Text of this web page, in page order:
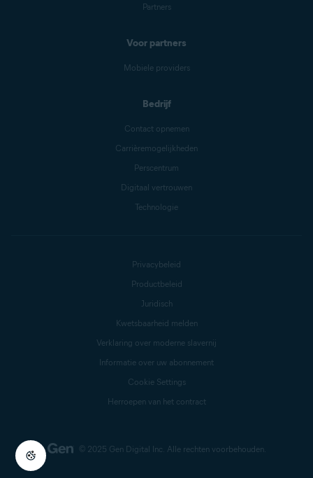
Partners
Voor partners
Mobiele providers
Bedrijf
Contact opnemen
Carrièremogelijkheden
Perscentrum
Digitaal vertrouwen
Technologie
© 2025 Gen Digital Inc. Alle rechten voorbehouden.
Privacybeleid
Productbeleid
Juridisch
Kwetsbaarheid melden
Verklaring over moderne slavernij
Informatie over uw abonnement
Cookie Settings
Herroepen van het contract